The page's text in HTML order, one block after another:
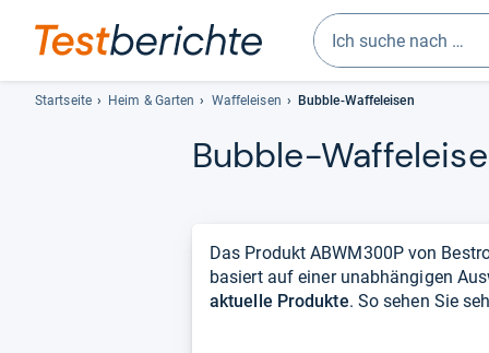
Geben
Sie
drei
Zeichen
erscheinen
automatisch
und
Startseite Heim & Garten Waffeleisen Bubble-Waffeleisen
Bub­ble-​
Das Produkt ABWM300P von
basiert auf einer unabhängigen
aktuelle Produkte. So sehen Sie